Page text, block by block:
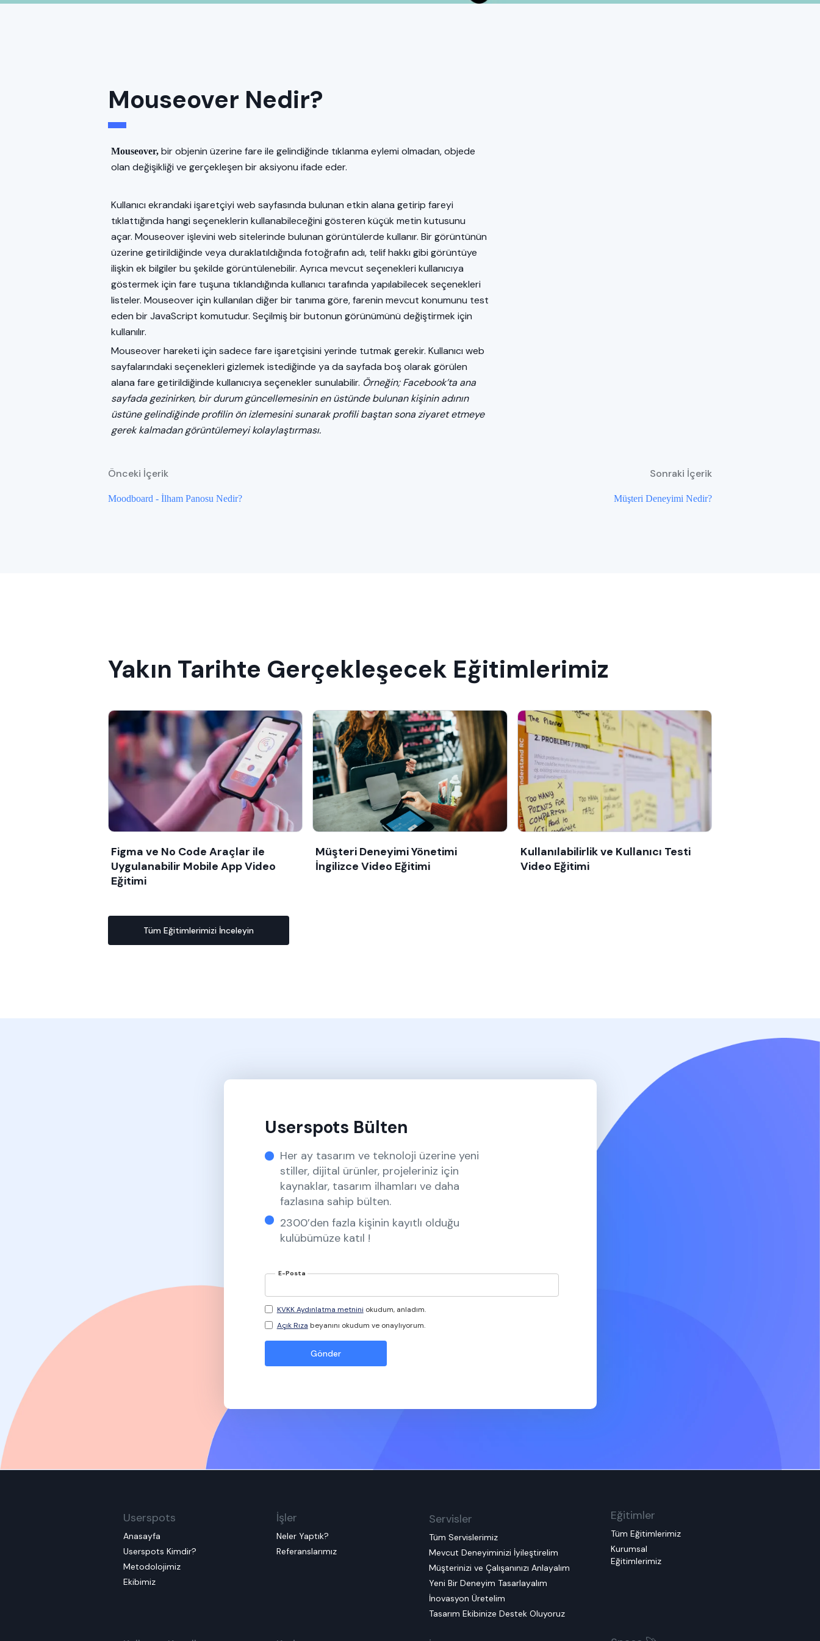
Mouseover Nedir?
Mouseover, bir objenin üzerine fare ile gelindiğinde tıklanma eylemi olmadan, objede
olan değişikliği ve gerçekleşen bir aksiyonu ifade eder.
Kullanıcı ekrandaki işaretçiyi web sayfasında bulunan etkin alana getirip fareyi
tıklattığında hangi seçeneklerin kullanabileceğini gösteren küçük metin kutusunu
açar. Mouseover işlevini web sitelerinde bulunan görüntülerde kullanır. Bir görüntünün
üzerine getirildiğinde veya duraklatıldığında fotoğrafın adı, telif hakkı gibi görüntüye
ilişkin ek bilgiler bu şekilde görüntülenebilir. Ayrıca mevcut seçenekleri kullanıcıya
göstermek için fare tuşuna tıklandığında kullanıcı tarafında yapılabilecek seçenekleri
listeler. Mouseover için kullanılan diğer bir tanıma göre, farenin mevcut konumunu test
eden bir JavaScript komutudur. Seçilmiş bir butonun görünümünü değiştirmek için
kullanılır.
Mouseover hareketi için sadece fare işaretçisini yerinde tutmak gerekir. Kullanıcı web
sayfalarındaki seçenekleri gizlemek istediğinde ya da sayfada boş olarak görülen
alana fare getirildiğinde kullanıcıya seçenekler sunulabilir. Örneğin; Facebook’ta ana
sayfada gezinirken, bir durum güncellemesinin en üstünde bulunan kişinin adının
üstüne gelindiğinde profilin ön izlemesini sunarak profili baştan sona ziyaret etmeye
gerek kalmadan görüntülemeyi kolaylaştırması.
Sonraki İçerik
Önceki İçerik
Moodboard - İlham Panosu Nedir? Müşteri Deneyimi Nedir?
Yakın Tarihte Gerçekleşecek Eğitimlerimiz
Figma ve No Code Araçlar ile
Uygulanabilir Mobile App Video
Eğitimi
Müşteri Deneyimi Yönetimi
İngilizce Video Eğitimi
Kullanılabilirlik ve Kullanıcı Testi
Video Eğitimi
Tüm Eğitimlerimizi İnceleyin
Userspots Bülten
Her ay tasarım ve teknoloji üzerine yeni
stiller, dijital ürünler, projeleriniz için
kaynaklar, tasarım ilhamları ve daha
fazlasına sahip bülten.
2300’den fazla kişinin kayıtlı olduğu
kulübümüze katıl !
E-Posta
KVKK Aydınlatma metnini okudum, anladım.
Açık Rıza beyanını okudum ve onaylıyorum.
Userspots
Anasayfa
Userspots Kimdir?
Metodolojimiz
Ekibimiz
İşler
Neler Yaptık?
Referanslarımız
Servisler
Tüm Servislerimiz
Mevcut Deneyiminizi İyileştirelim
Müşterinizi ve Çalışanınızı Anlayalım
Yeni Bir Deneyim Tasarlayalım
İnovasyon Üretelim
Tasarım Ekibinize Destek Oluyoruz
Eğitimler
Tüm Eğitimlerimiz
Kurumsal
Eğitimlerimiz